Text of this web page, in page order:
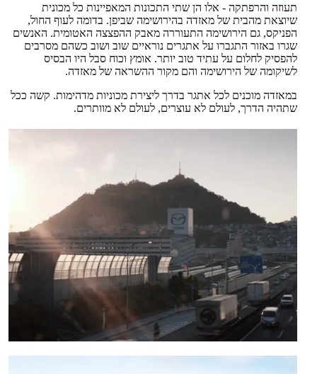
תעוזה והרפתקה - אלו הן שתי התכונות המאפיינות כל מכונית
שיוצאת מהבית של מאזדה בהירושימה שביפן. בדומה לעוף החול,
הפניקס, גם הירושימה התעוררה מאבק ההפצצה האטומית. האנשים
שגרו באזור התגברו על אתגרים נוראיים שוב ושוב כשהם מסרבים
להפסיק לחלום על עתיד טוב יותר. אומץ וכוח סבל היו הבסיס
לשיקומה של הירושימה והם מקור ההשראה של מאזדה.
במאזדה מוכנים לכל אתגר בדרך ליצירת מכוניות מדהימות. קשה ככל
שתהיה הדרך, לעולם לא עוצרים, לעולם לא מוותרים.